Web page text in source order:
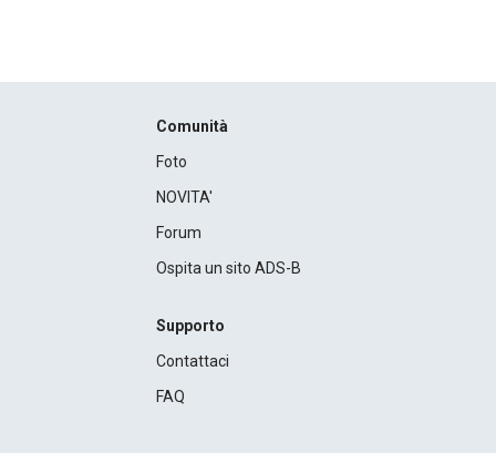
Comunità
Foto
NOVITA'
Forum
Ospita un sito ADS-B
Supporto
Contattaci
FAQ